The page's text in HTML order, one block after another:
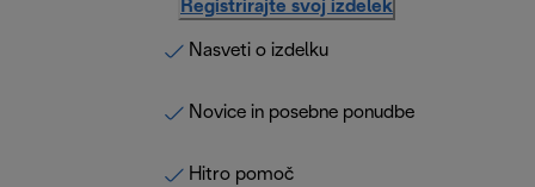
Registrirajte svoj izdelek
Nasveti o izdelku
Novice in posebne ponudbe
Hitro pomoč